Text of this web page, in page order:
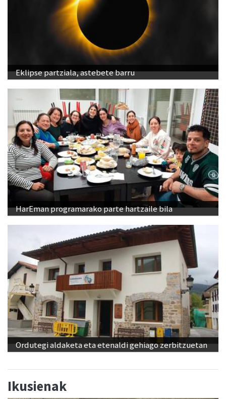
Eklipse partziala, astebete barru
HarEman programarako parte hartzaile bila
Ordutegi aldaketa eta etenaldi gehiago zerbitzuetan
Ikusienak